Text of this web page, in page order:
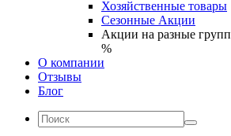
Хозяйственные товары
Сезонные Акции
Акции на разные
%
О компании
Отзывы
Блог